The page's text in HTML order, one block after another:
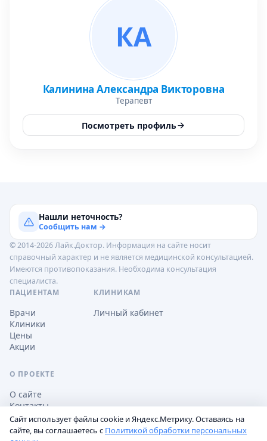
КА
Калинина Александра Викторовна
Терапевт
Посмотреть профиль
Нашли неточность?
Сообщить нам →
© 2014-2026 Лайк.Доктор. Информация на сайте носит
справочный характер и не является медицинской консультацией.
Имеются противопоказания. Необходима консультация
специалиста.
ПАЦИЕНТАМ
Врачи
Клиники
Цены
Акции
КЛИНИКАМ
Личный кабинет
О ПРОЕКТЕ
О сайте
Контакты
Сайт использует файлы cookie и Яндекс.Метрику. Оставаясь на
сайте, вы соглашаетесь с Политикой обработки персональных